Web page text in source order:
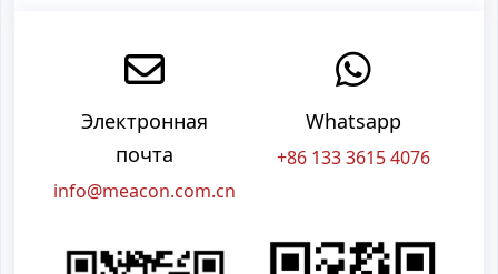
Электронная
почта
info@meacon.com.cn
Whatsapp
+86 133 3615 4076